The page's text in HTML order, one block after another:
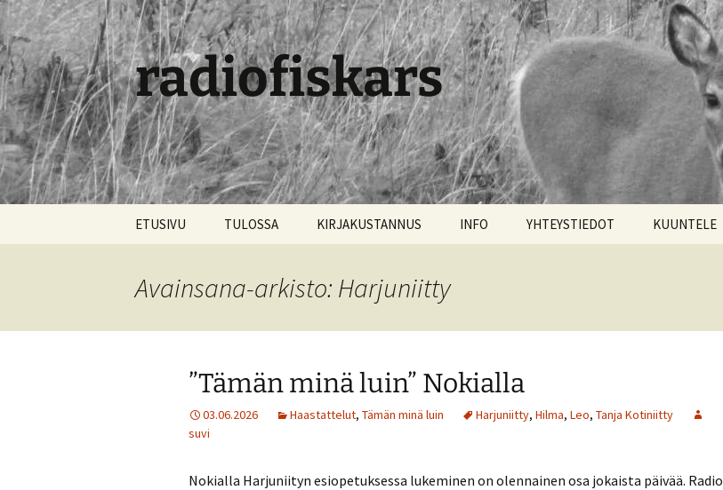
radiofiskars
ETUSIVU TULOSSA KIRJAKUSTANNUS INFO YHTEYSTIEDOT KUUNTELE
Avainsana-arkisto: Harjuniitty
”Tämän minä luin” Nokialla
03.06.2026 Haastattelut, Tämän minä luin Harjuniitty, Hilma, Leo, Tanja Kotiniitty
suvi
Nokialla Harjuniityn esiopetuksessa lukeminen on olennainen osa jokaista päivää. Radio